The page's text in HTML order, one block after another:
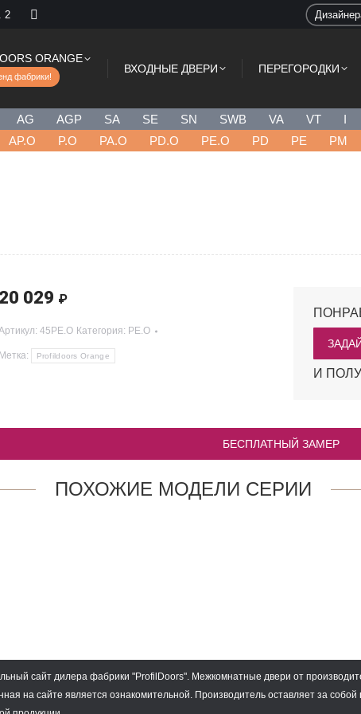
2
ORANGE
фабрики!
ВХОДНЫЕ ДВЕРИ ПЕРЕГОРОДКИ
AG AGP SA SE SN SWB VA VT I
AP.O P.O PA.O PD.O PE.O PD PE PM
20 029 ₽
45PE.O Категория: PE.O
Метка: Profildoors Orange
И
БЕСПЛАТНЫЙ ЗАМЕР
ПОХОЖИЕ МОДЕЛИ СЕРИИ
сайт дилера фабрики "ProfilDoors". Межкомнатные двери от
на сайте является ознакомительной. Производитель оставляет за собой